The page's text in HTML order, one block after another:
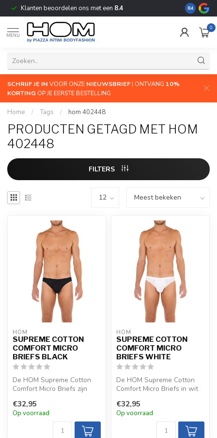
Klanten beoordelen ons met een 8.4 De
8.4
MENU
0
SCHRIJF JE IN VOOR ONZE NIEUWSBRIEF| ONTVANG 10%
KORTING OP JE EERSTE BESTELLING
Home / Tags / hom 402448
PRODUCTEN GETAGD MET HOM
402448
FILTERS
HOM
SUPREME COTTON
COMFORT MICRO
BRIEFS BLACK
De HOM Supreme Cotton
Comfort Micro Briefs zijn
supima katoe...
€32,95
Op voorraad
HOM
SUPREME COTTON
COMFORT MICRO
BRIEFS WHITE
De HOM Supreme Cotton
Comfort Micro Briefs in wit
kato...
€32,95
Op voorraad